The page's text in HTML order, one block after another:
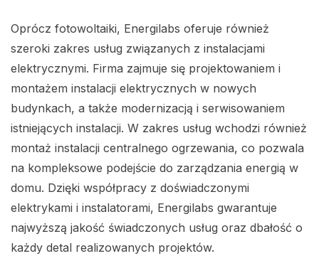
Oprócz fotowoltaiki, Energilabs oferuje również
szeroki zakres usług związanych z instalacjami
elektrycznymi. Firma zajmuje się projektowaniem i
montażem instalacji elektrycznych w nowych
budynkach, a także modernizacją i serwisowaniem
istniejących instalacji. W zakres usług wchodzi również
montaż instalacji centralnego ogrzewania, co pozwala
na kompleksowe podejście do zarządzania energią w
domu. Dzięki współpracy z doświadczonymi
elektrykami i instalatorami, Energilabs gwarantuje
najwyższą jakość świadczonych usług oraz dbałość o
każdy detal realizowanych projektów.